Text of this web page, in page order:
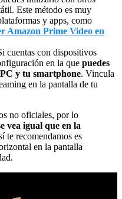
Este método es muy
y apps, como
Amazon Prime Video en
cuentas con dispositivos
en la que puedes
y tu smartphone. Vincula
en la pantalla de tu
no oficiales, por lo
vea igual que en la
te recomendamos es
en la pantalla